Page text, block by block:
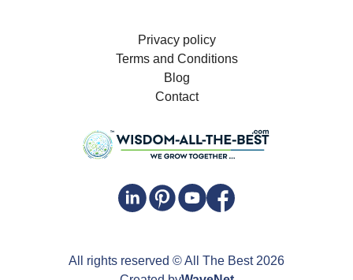
Privacy policy
Terms and Conditions
Blog
Contact
All rights reserved © All The Best2026